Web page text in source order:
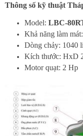
Thông số kỹ thuật
Model: LBC-
Khả năng làm
Dòng chảy: 1040
Kích thước: HxD
Motor quạt: 2 Hp